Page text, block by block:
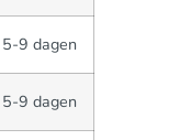
5-9 dagen
5-9 dagen